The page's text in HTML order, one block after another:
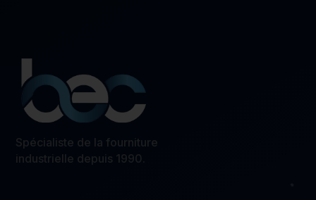
Spécialiste de la fourniture
industrielle depuis 1990.